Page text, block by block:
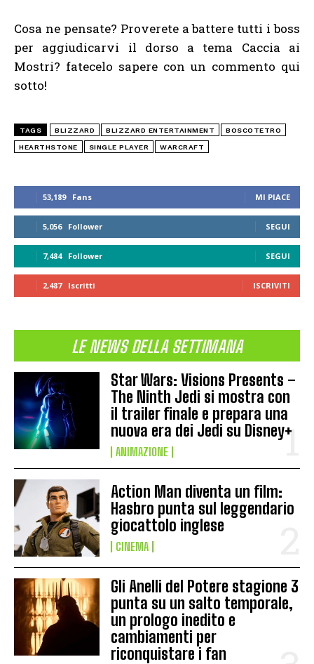
53,189 Fans MI PIACE
5,056 Follower SEGUI
7,484 Follower SEGUI
2,487 Iscritti ISCRIVITI
LE NEWS DELLA SETTIMANA
Star Wars: Visions Presents –
The Ninth Jedi si mostra con
il trailer finale e prepara una
nuova era dei Jedi su Disney+
ANIMAZIONE
Action Man diventa un film:
Hasbro punta sul leggendario
giocattolo inglese
CINEMA
Gli Anelli del Potere stagione 3
punta su un salto temporale,
un prologo inedito e
cambiamenti per
riconquistare i fan
Cosa ne pensate? Proverete a battere tutti i boss
per aggiudicarvi il dorso a tema Caccia ai
Mostri? fatecelo sapere con un commento qui
sotto!
TAGS BLIZZARD BLIZZARD ENTERTAINMENT BOSCOTETRO
HEARTHSTONE SINGLE PLAYER WARCRAFT